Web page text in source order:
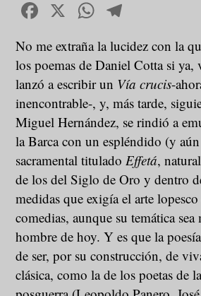
Facebook
X WhatsApp
No me extraña la lucidez con la
los poemas de Daniel Cotta si ya,
lanzó a escribir un Vía crucis-
inencontrable-, y, más tarde,
Miguel Hernández, se rindió a
la Barca con un espléndido (y
sacramental titulado Effetá,
de los del Siglo de Oro y dentro
medidas que exigía el arte
comedias, aunque su temática
hombre de hoy. Y es que la
de ser, por su construcción, de
clásica, como la de los poetas de